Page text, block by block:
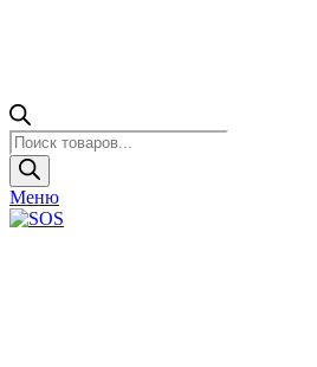
Поиск
товаров
Меню